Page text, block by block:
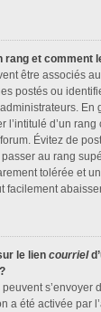
rang et comment
être associés
postés ou
En
l’intitulé d’un
Évitez de
au rang
tolérée et
facilement
le lien courriel
s’envoyer
a été activée par